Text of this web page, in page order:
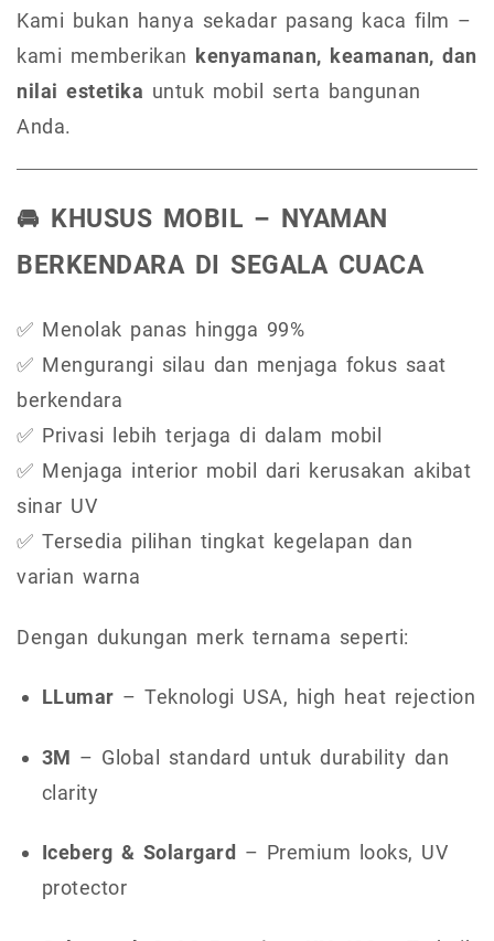
Kami bukan hanya sekadar pasang kaca film –
kami memberikan kenyamanan, keamanan, dan
nilai estetika untuk mobil serta bangunan
Anda.
🚘 KHUSUS MOBIL – NYAMAN
BERKENDARA DI SEGALA CUACA
✅ Menolak panas hingga 99%
✅ Mengurangi silau dan menjaga fokus saat
berkendara
✅ Privasi lebih terjaga di dalam mobil
✅ Menjaga interior mobil dari kerusakan akibat
sinar UV
✅ Tersedia pilihan tingkat kegelapan dan
varian warna
Dengan dukungan merk ternama seperti:
LLumar – Teknologi USA, high heat rejection
3M – Global standard untuk durability dan
clarity
Iceberg & Solargard – Premium looks, UV
protector